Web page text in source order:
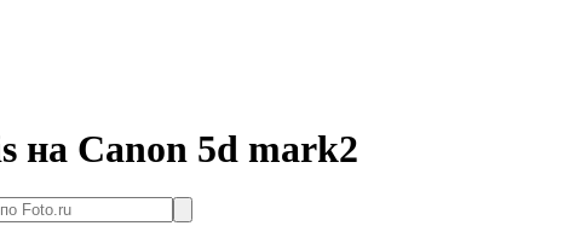
на Canon 5d mark2